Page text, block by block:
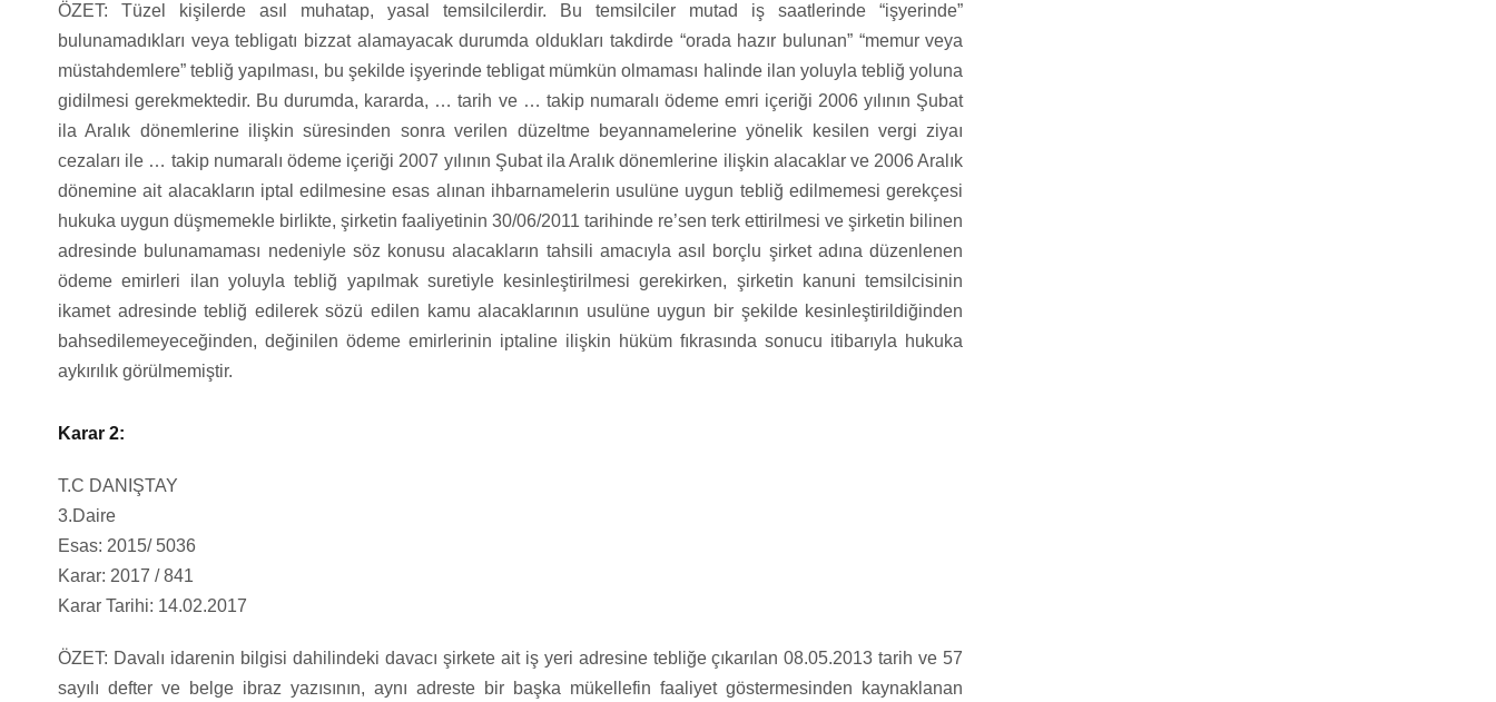
ÖZET: Tüzel kişilerde asıl muhatap, yasal temsilcilerdir. Bu temsilciler mutad iş saatlerinde “işyerinde”
bulunamadıkları veya tebligatı bizzat alamayacak durumda oldukları takdirde “orada hazır bulunan” “memur veya
müstahdemlere” tebliğ yapılması, bu şekilde işyerinde tebligat mümkün olmaması halinde ilan yoluyla tebliğ yoluna
gidilmesi gerekmektedir. Bu durumda, kararda, … tarih ve … takip numaralı ödeme emri içeriği 2006 yılının Şubat
ila Aralık dönemlerine ilişkin süresinden sonra verilen düzeltme beyannamelerine yönelik kesilen vergi ziyaı
cezaları ile … takip numaralı ödeme içeriği 2007 yılının Şubat ila Aralık dönemlerine ilişkin alacaklar ve 2006 Aralık
dönemine ait alacakların iptal edilmesine esas alınan ihbarnamelerin usulüne uygun tebliğ edilmemesi gerekçesi
hukuka uygun düşmemekle birlikte, şirketin faaliyetinin 30/06/2011 tarihinde re’sen terk ettirilmesi ve şirketin bilinen
adresinde bulunamaması nedeniyle söz konusu alacakların tahsili amacıyla asıl borçlu şirket adına düzenlenen
ödeme emirleri ilan yoluyla tebliğ yapılmak suretiyle kesinleştirilmesi gerekirken, şirketin kanuni temsilcisinin
ikamet adresinde tebliğ edilerek sözü edilen kamu alacaklarının usulüne uygun bir şekilde kesinleştirildiğinden
bahsedilemeyeceğinden, değinilen ödeme emirlerinin iptaline ilişkin hüküm fıkrasında sonucu itibarıyla hukuka
aykırılık görülmemiştir.
Karar 2:
T.C DANIŞTAY
3.Daire
Esas: 2015/ 5036
Karar: 2017 / 841
Karar Tarihi: 14.02.2017
ÖZET: Davalı idarenin bilgisi dahilindeki davacı şirkete ait iş yeri adresine tebliğe çıkarılan 08.05.2013 tarih ve 57
sayılı defter ve belge ibraz yazısının, aynı adreste bir başka mükellefin faaliyet göstermesinden kaynaklanan